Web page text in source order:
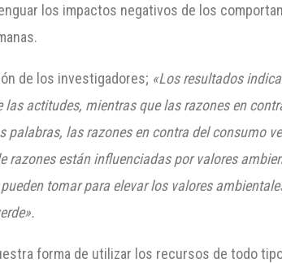
los impactos negativos de los
de los investigadores; «Los resultados
actitudes, mientras que las razones en
palabras, las razones en contra del consumo
están influenciadas por valores
tomar para elevar los valores
forma de utilizar los recursos de todo